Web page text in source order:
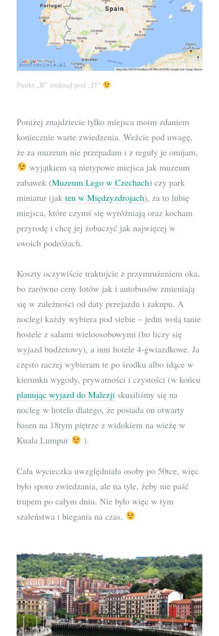
Punkt „B” zniknął pod „D”
Poniżej znajdziecie tylko miejsca moim zdaniem
koniecznie warte zwiedzenia. Weźcie pod uwagę,
że za muzeum nie przepadam i z reguły je omijam,
wyjątkiem są nietypowe miejsca jak muzeum
zabawek (Muzeum Lego w Czechach) czy park
miniatur (jakten w Międzyzdrojach), za to lubię
miejsca, które czymś się wyróżniają oraz kocham
przyrodę i chcę jej zobaczyć jak najwięcej w
swoich podróżach.
Koszty oczywiście traktujcie z przymrużeniem oka,
bo zarówno ceny lotów jak i autobusów zmieniają
się w zależności od daty przejazdu i zakupu. A
noclegi każdy wybiera pod siebie – jedni wolą tanie
hostele z salami wieloosobowymi (bo liczy się
wyjazd budżetowy), a inni hotele 4-gwiazdkowe. Ja
często raczej wybieram te po środku albo idące w
kierunku wygody, prywatności i czystości (w końcu
planując wyjazd do Malezji skusiliśmy się na
nocleg w hotelu dlatego, że posiada on otwarty
basen na 18tym piętrze z widokiem na wieżę w
Kuala Lumpur
).
Cała wycieczka uwzględniała osoby po 50tce, więc
było sporo zwiedzania, ale na tyle, żeby nie paść
trupem po całym dniu. Nie było więc w tym
szaleństwa i biegania na czas.